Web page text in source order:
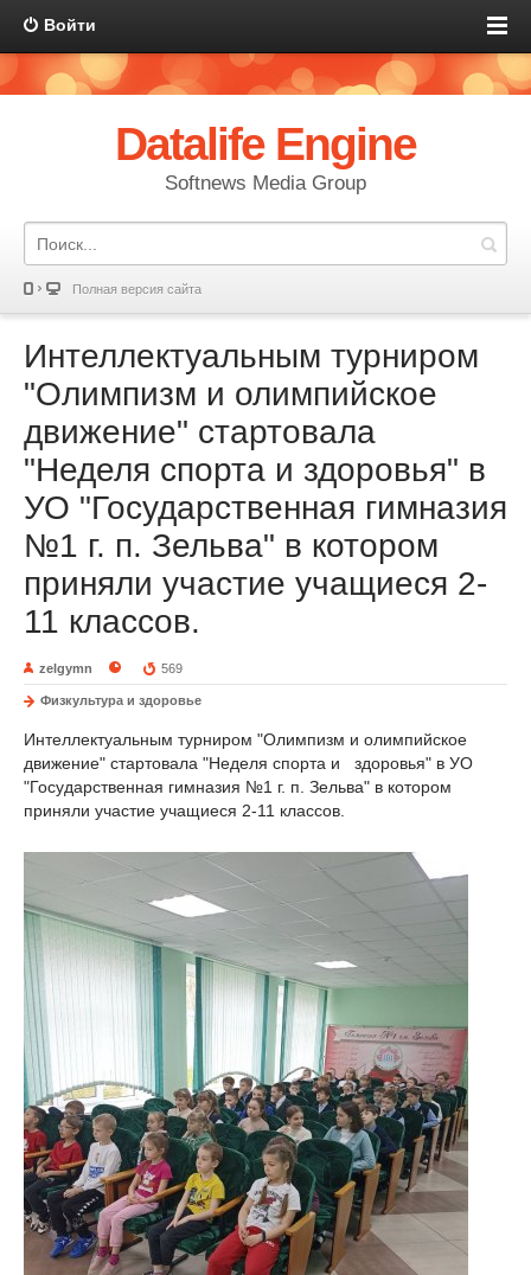
Войти
Datalife Engine
Softnews Media Group
Полная версия сайта
Интеллектуальным турниром
"Олимпизм и олимпийское
движение" стартовала
"Неделя спорта и здоровья" в
УО "Государственная гимназия
№1 г. п. Зельва" в котором
приняли участие учащиеся 2-
11 классов.
zelgymn 569
Физкультура и здоровье
Интеллектуальным турниром "Олимпизм и олимпийское
движение" стартовала "Неделя спорта и здоровья" в УО
"Государственная гимназия №1 г. п. Зельва" в котором
приняли участие учащиеся 2-11 классов.